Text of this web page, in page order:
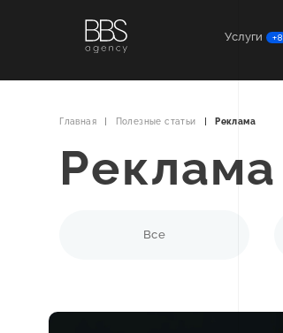
Услуги +8
Главная Полезные статьи Реклама
Реклама
Все